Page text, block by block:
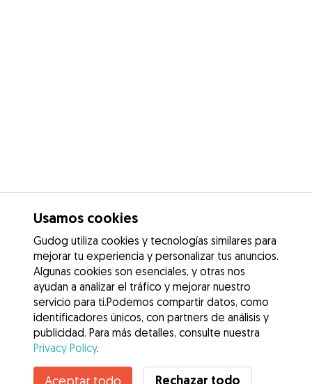
Usamos cookies
Gudog utiliza cookies y tecnologías similares para
mejorar tu experiencia y personalizar tus anuncios.
Algunas cookies son esenciales, y otras nos
ayudan a analizar el tráfico y mejorar nuestro
servicio para ti.Podemos compartir datos, como
identificadores únicos, con partners de análisis y
publicidad. Para más detalles, consulte nuestra
Privacy Policy.
Aceptar todo Rechazar todo